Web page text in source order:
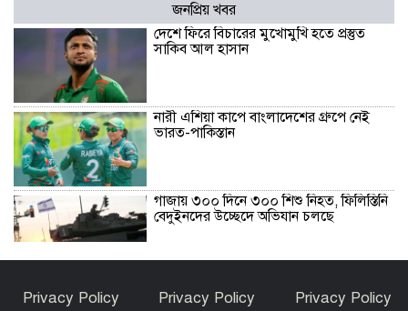
জনপ্রিয় খবর
দেশে ফিরে বিচারের মুখোমুখি হতে প্রস্তুত
সাকিব আল হাসান
নারী এশিয়া কাপে বাংলাদেশের গ্রুপে নেই
ভারত-পাকিস্তান
গাজায় ৩০০ দিনে ৩০০ শিশু নিহত, ফিলিস্তিনি
বেদুইনদের উচ্ছেদে অভিযান চলছে
ছাড়ছেন?
Privacy Policy Privacy Policy Privacy Policy